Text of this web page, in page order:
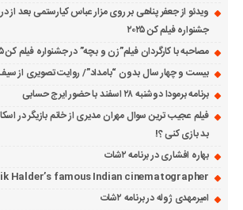
ویدئو از جعفر پناهی بر روی مزار عباس کیارستمی بعد
جشنواره فیلم کن ۲۰۲۵
مصاحبه با کارگردان فیلم”زن و بچه” در جشنواره فیلم کن ۲۰۲۵
بیست و چهار سال بدون “بامداد”/ روایت تصویری از
برنامه برمودا دوشنبه ۲۸ اسفند با حضور ایرج حسابی
فیلم عجیب ترین سوال مهران مدیری از خانم بازیگر در
بد بازی کنی ؟!
بهاره افشاری در برنامه ۲شات
Halder’s famous Indian cinematographer
امیرمهدی ژوله در برنامه ۲شات